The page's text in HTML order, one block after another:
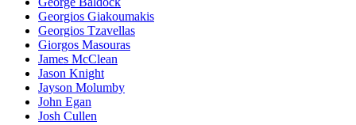
Georgios Giakoumakis
Georgios Tzavellas
Giorgos Masouras
James McClean
Jason Knight
Jayson Molumby
John Egan
Josh Cullen